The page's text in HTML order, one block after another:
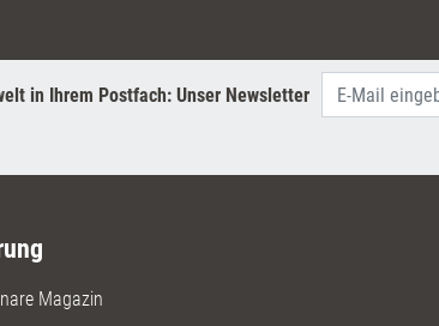
in Ihrem Postfach: Unser Newsletter
Magazin